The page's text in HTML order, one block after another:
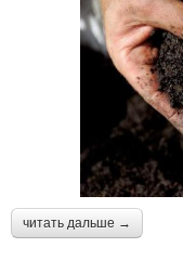
читать дальше →